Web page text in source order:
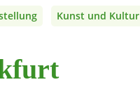
Kunst und Kultur